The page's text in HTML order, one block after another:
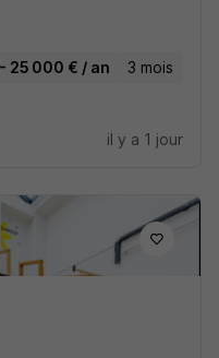
25 000 € / an 3 mois
il y a 1 jour